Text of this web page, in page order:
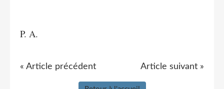
P. A.
« Article précédent Article suivant »